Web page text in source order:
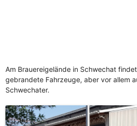
Am Brauereigelände in Schwechat
gebrandete Fahrzeuge, aber vor allem
Schwechater.